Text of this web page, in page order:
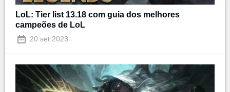
LoL: Tier list 13.18 com guia dos melhores
campeões de LoL
20 set 2023